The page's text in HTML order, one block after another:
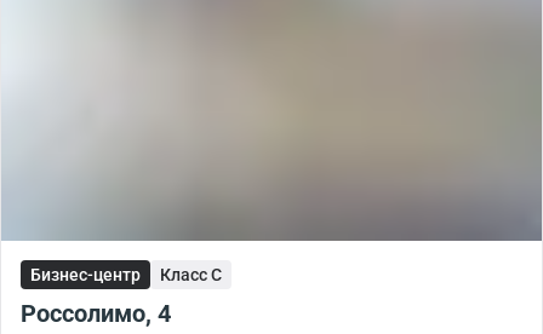
Бизнес-центр Класс C
Россолимо, 4